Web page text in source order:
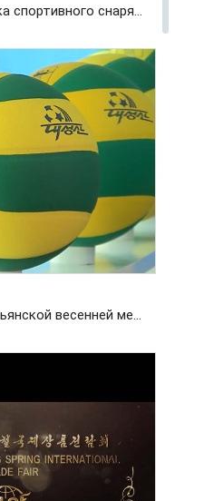
Пхеньянская фабрика спортивного снаряжения и инвентаря вносит вклад в развитие физкультуры и спорта страны
Открытие 24-й Пхеньянской весенней международной выставки-ярмарка